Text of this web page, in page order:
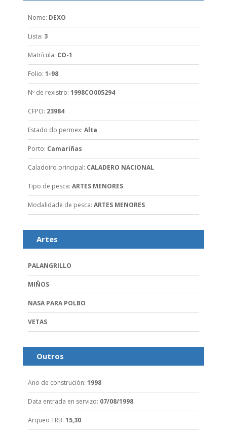
Nome: DEXO
Lista: 3
Matrícula: CO-1
Folio: 1-98
Nº de rexistro: 1998CO005294
CFPO: 23984
Estado do permex: Alta
Porto: Camariñas
Caladoiro principal: CALADERO NACIONAL
Tipo de pesca: ARTES MENORES
Modalidade de pesca: ARTES MENORES
Artes
PALANGRILLO
MIÑOS
NASA PARA POLBO
VETAS
Outros
Ano de construción: 1998
Data entrada en servizo: 07/08/1998
Arqueo TRB: 15,30